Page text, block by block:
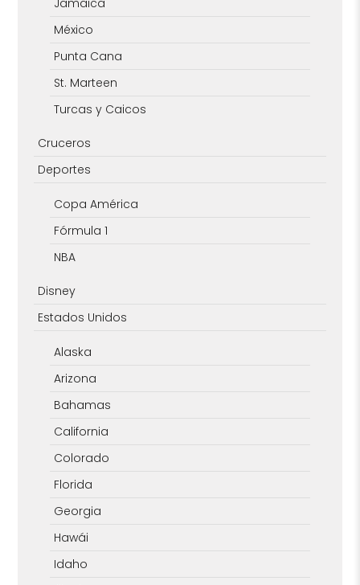
México
Punta Cana
St. Marteen
Turcas y Caicos
Cruceros
Deportes
Copa América
Fórmula 1
NBA
Disney
Estados Unidos
Alaska
Arizona
Bahamas
California
Colorado
Florida
Georgia
Hawái
Idaho